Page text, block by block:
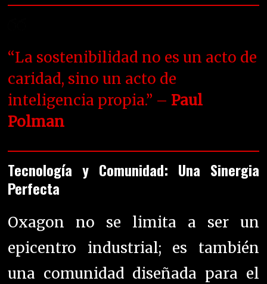
“La sostenibilidad no es un acto de
caridad, sino un acto de
inteligencia propia.” – Paul
Polman
Tecnología y Comunidad: Una Sinergia
Perfecta
Oxagon no se limita a ser un
epicentro industrial; es también
una comunidad diseñada para el